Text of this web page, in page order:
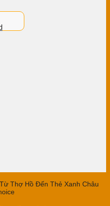
Thợ Hồ Đến Thẻ Xanh Châu